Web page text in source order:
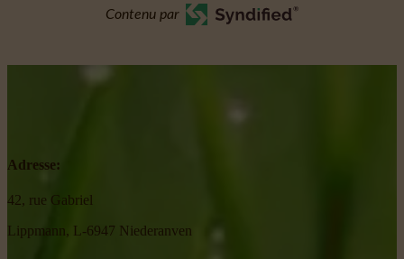
Contenu par
Adresse:
42, rue Gabriel
Lippmann, L-6947 Niederanven